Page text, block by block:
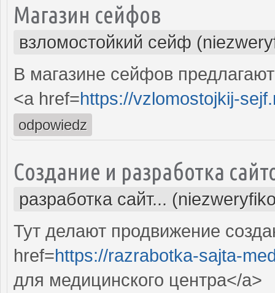
Магазин сейфов
взломостойкий сейф
В магазине сейфов
<a href=https://vzlomostojkij-
odpowiedz
Создание и разработка
разработка сайт...
Тут делают продвижение
href=https://razrabotka-sajta-
для медицинского центра</a>